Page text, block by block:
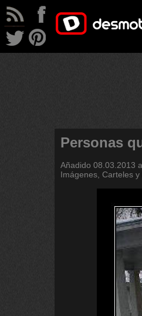
Personas
Añadido 08.03.2013
Imágenes, Carteles